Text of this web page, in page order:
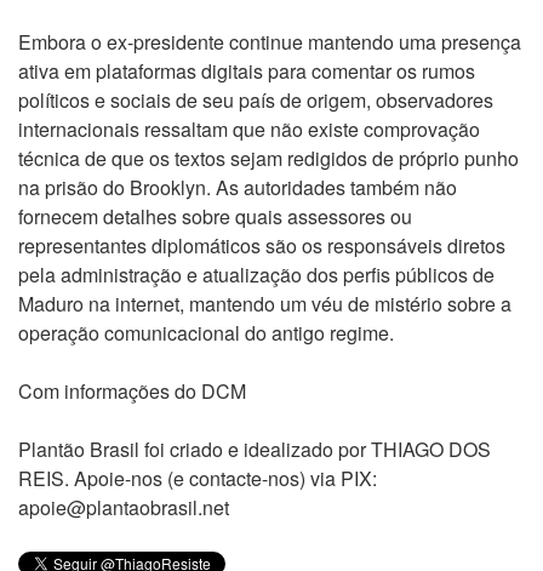
Embora o ex-presidente continue mantendo uma presença
ativa em plataformas digitais para comentar os rumos
políticos e sociais de seu país de origem, observadores
internacionais ressaltam que não existe comprovação
técnica de que os textos sejam redigidos de próprio punho
na prisão do Brooklyn. As autoridades também não
fornecem detalhes sobre quais assessores ou
representantes diplomáticos são os responsáveis diretos
pela administração e atualização dos perfis públicos de
Maduro na internet, mantendo um véu de mistério sobre a
operação comunicacional do antigo regime.
Com informações do DCM
Plantão Brasil foi criado e idealizado por THIAGO DOS
REIS. Apoie-nos (e contacte-nos) via PIX:
apoie@plantaobrasil.net